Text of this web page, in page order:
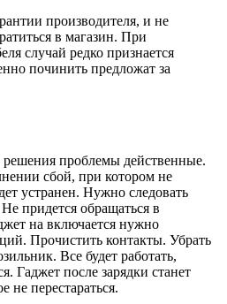
производителя, и не
в магазин. При
случай редко признается
починить предложат за
проблемы действенные.
сбой, при котором не
устранен. Нужно следовать
придется обращаться в
на включается нужно
Прочистить контакты. Убрать
Все будет работать,
Гаджет после зарядки станет
не перестараться.